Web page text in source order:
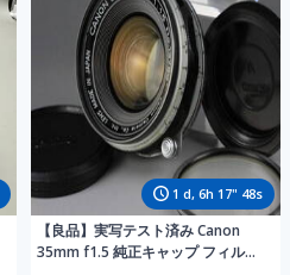
1 d, 6h 17" 46s
【良品】実写テスト済み Canon
35mm f1.5 純正キャップ フィルタ